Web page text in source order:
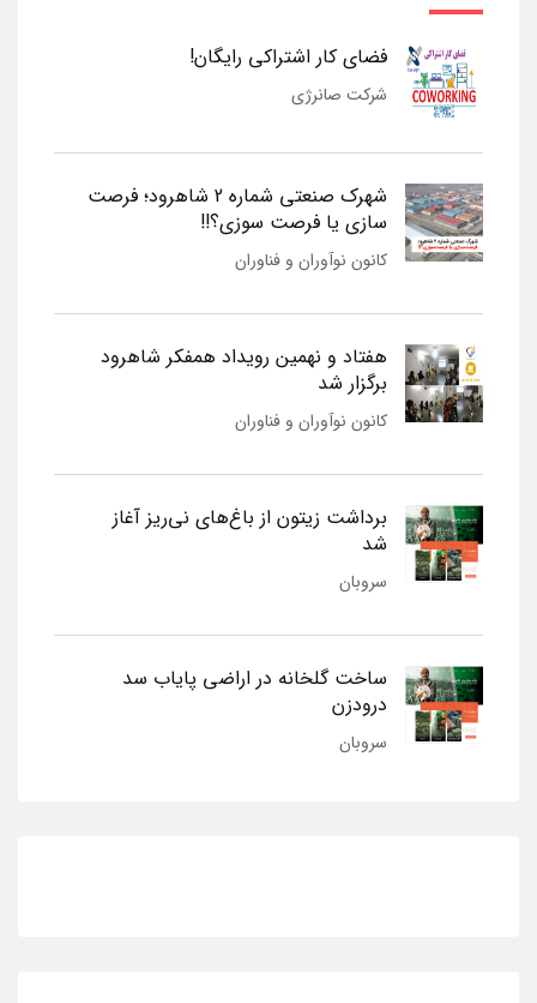
فضای کار اشتراکی رایگان!
شرکت صانرژی
شهرک صنعتی شماره 2 شاهرود؛ فرصت
سازی یا فرصت سوزی؟!!
کانون نوآوران و فناوران
هفتاد و نهمین رویداد همفکر شاهرود
برگزار شد
کانون نوآوران و فناوران
برداشت زیتون از باغ‌های نی‌ریز آغاز
شد
سروبان
ساخت گلخانه در اراضی پایاب سد
درودزن
سروبان